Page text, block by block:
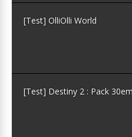
[Test] OlliOlli World
[Test] Destiny 2 : Pack